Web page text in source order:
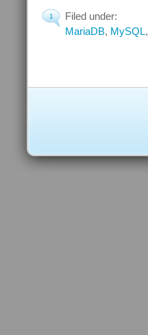
1
Filed under:
MariaDB, MySQL,